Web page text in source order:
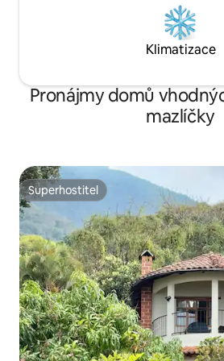
Klimatizace
Pronájmy domů
mazlíčky
Superhostitel
Superhostitel